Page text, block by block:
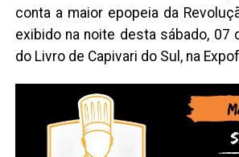
conta a maior epopeia da
exibido na noite desta sábado, 07
do Livro de Capivari do Sul, na